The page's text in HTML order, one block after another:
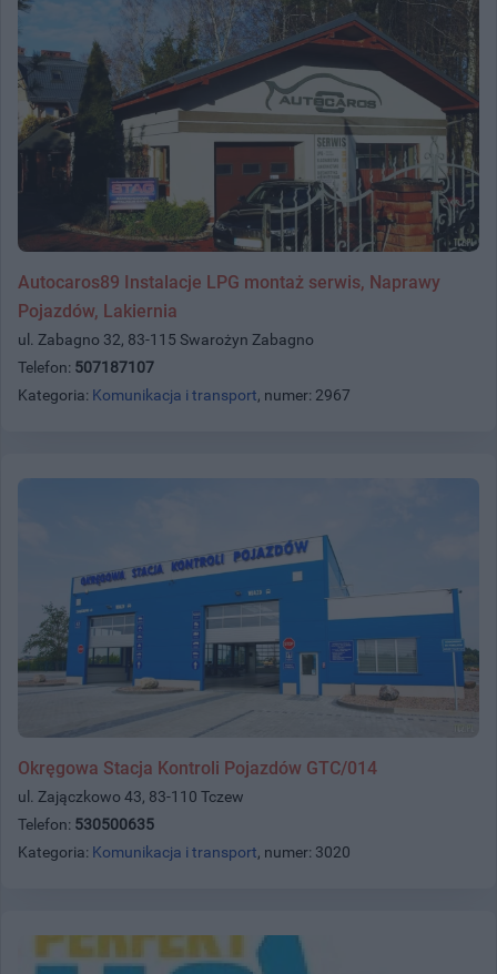
Autocaros89 Instalacje LPG montaż serwis, Naprawy
Pojazdów, Lakiernia
ul. Zabagno 32, 83-115 Swarożyn Zabagno
Telefon: 507187107
Kategoria: Komunikacja i transport, numer: 2967
Okręgowa Stacja Kontroli Pojazdów GTC/014
ul. Zajączkowo 43, 83-110 Tczew
Telefon: 530500635
Kategoria: Komunikacja i transport, numer: 3020